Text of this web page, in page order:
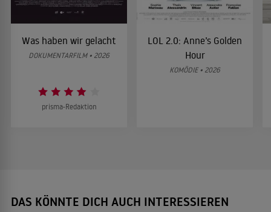
Was haben wir gelacht
DOKUMENTARFILM • 2026
prisma-Redaktion
LOL 2.0: Anne’s Golden
Hour
KOMÖDIE • 2026
DAS KÖNNTE DICH AUCH INTERESSIEREN